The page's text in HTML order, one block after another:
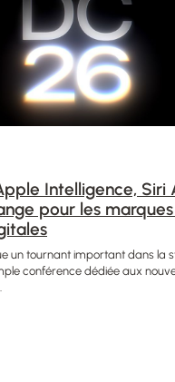
Intelligence, Siri
pour les
un tournant important dans la
conférence dédiée aux